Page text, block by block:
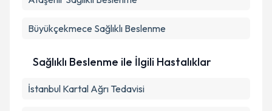
Takvim Talebini Gönder
Büyükçekmece Sağlıklı Beslenme
Sağlıklı Beslenme ile İlgili Hastalıklar
İstanbul Kartal Ağrı Tedavisi